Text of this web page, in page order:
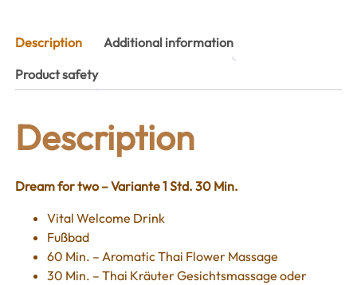
Description
Additional information
Product safety
Description
Dream for two – Variante 1 Std. 30 Min.
Vital Welcome Drink
Fußbad
60 Min. – Aromatic Thai Flower Massage
30 Min. – Thai Kräuter Gesichtsmassage oder